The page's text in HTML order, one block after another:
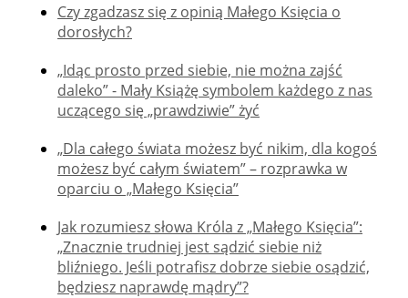
Czy zgadzasz się z opinią Małego Księcia o
dorosłych?
„Idąc prosto przed siebie, nie można zajść
daleko” - Mały Książę symbolem każdego z nas
uczącego się „prawdziwie” żyć
„Dla całego świata możesz być nikim, dla kogoś
możesz być całym światem” – rozprawka w
oparciu o „Małego Księcia”
Jak rozumiesz słowa Króla z „Małego Księcia”:
„Znacznie trudniej jest sądzić siebie niż
bliźniego. Jeśli potrafisz dobrze siebie osądzić,
będziesz naprawdę mądry”?